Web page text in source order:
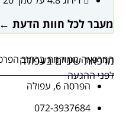
מעבר לכל חוות הדעת ←
מרפאת שיניים בעפולה
לפני ההגעה
הפרסה 6, עפולה
072-3937684